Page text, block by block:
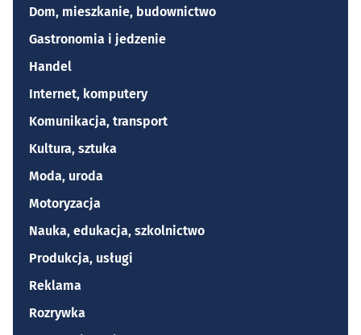
Dom, mieszkanie, budownictwo
Gastronomia i jedzenie
Handel
Internet, komputery
Komunikacja, transport
Kultura, sztuka
Moda, uroda
Motoryzacja
Nauka, edukacja, szkolnictwo
Produkcja, usługi
Reklama
Rozrywka